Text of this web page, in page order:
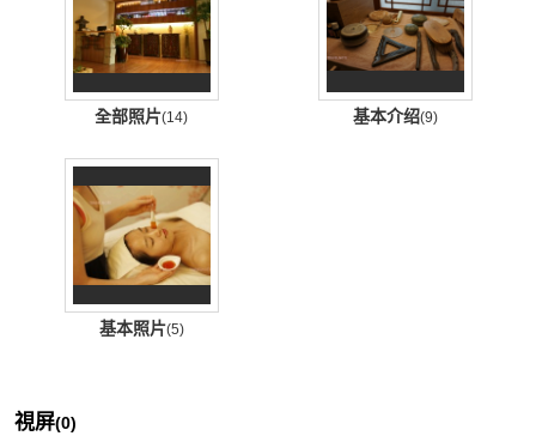
全部照片(14) 基本介绍(9)
基本照片(5)
視屏(0)